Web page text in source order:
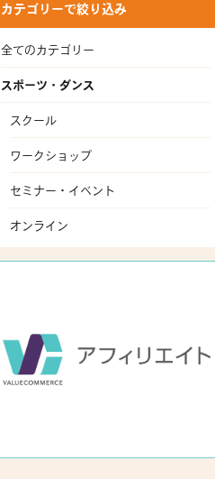
カテゴリーで絞り込み
全てのカテゴリー
スポーツ・ダンス
スクール
ワークショップ
セミナー・イベント
オンライン